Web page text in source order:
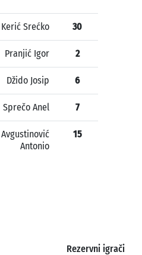
Kerić Srećko 30
Pranjić Igor 2
Džido Josip 6
Sprečo Anel 7
Avgustinović
Antonio
15
Rezervni igrači